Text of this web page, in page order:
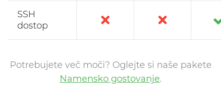
SSH
dostop
Potrebujete več moči? Oglejte si naše pakete
Namensko gostovanje.